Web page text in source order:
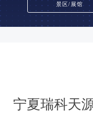
景区/展馆
宁夏瑞科天